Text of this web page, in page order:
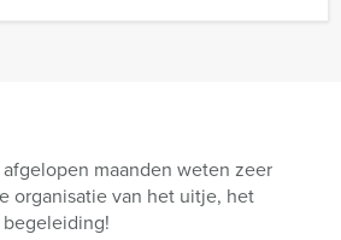
maanden weten zeer
organisatie van het uitje, het